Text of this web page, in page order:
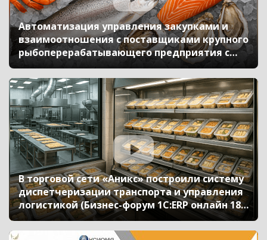
Автоматизация управления закупками и
взаимоотношения с поставщиками крупного
рыбоперерабатывающего предприятия с
помощью «1С:ERP» (Бизнес-форум 1С:ERP
онлайн 18 ноября 2020 г., Косарев Андрей,
ООО «Остров Аквакультура»)
В торговой сети «Аникс» построили систему
диспетчеризации транспорта и управления
логистикой (Бизнес-форум 1С:ERP онлайн 18
ноября 2020 г., Часовских Оксана, Торговая
сеть «АНИКС»)